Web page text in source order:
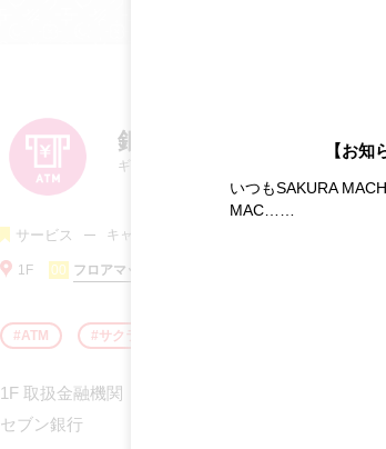
銀行ATM
ギンコウエーティーエム
サービス キャッシュサービス
1F 00 フロアマップを確認する
ATM サクラマチ
1F 取扱金融機関
セブン銀行
【お
いつもSAKURA
MAC……